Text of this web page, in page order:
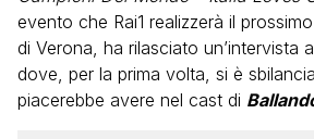
evento che Rai1 realizzerà il
di Verona, ha rilasciato un’intervista a
dove, per la prima volta, si è
piacerebbe avere nel cast di